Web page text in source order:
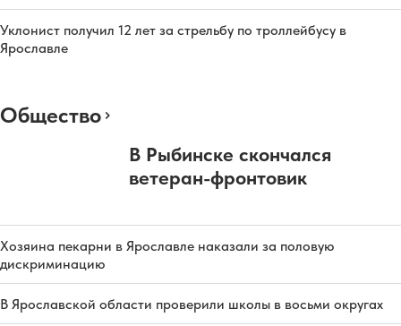
Уклонист получил 12 лет за стрельбу по троллейбусу в
Ярославле
Общество
В Рыбинске скончался
ветеран-фронтовик
Хозяина пекарни в Ярославле наказали за половую
дискриминацию
В Ярославской области проверили школы в восьми округах